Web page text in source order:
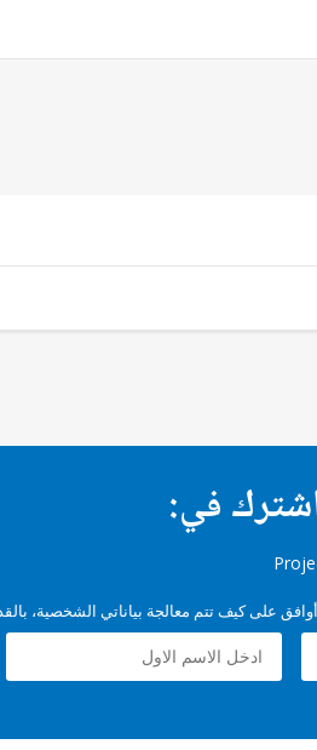
في:
على كيف تتم معالجة بياناتي الشخصية،